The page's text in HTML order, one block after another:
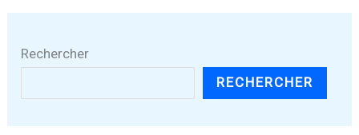
Rechercher
RECHERCHER